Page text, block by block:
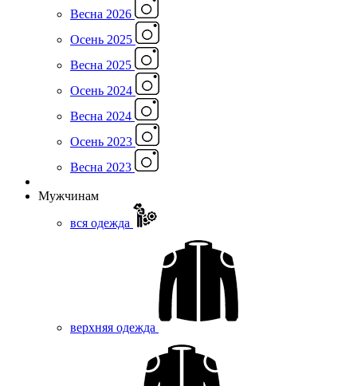
Весна 2026
Осень 2025
Весна 2025
Осень 2024
Весна 2024
Осень 2023
Весна 2023
Мужчинам
вся одежда
верхняя одежда